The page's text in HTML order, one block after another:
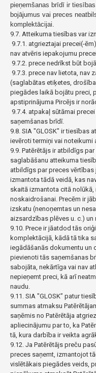
pieņemšanas brīdī ir
bojājumus vai preces
komplektācijai.
9.7. Atteikuma tiesības var
9.7.1. atgrieztajai precei(-
nav atvēris iepakojumu
9.7.2. prece nedrīkst būt
9.7.3. prece nav lietota, nav
(saglabātas etiķetes,
piegādes laikā bojātu preci,
apstiprinājuma Pircējs ir
9.7.4. atpakaļ sūtāmai
saņemšanas brīdī.
9.8. SIA "GLOSK" ir tiesības
ievēroti termiņi vai
9.9. Patērētājs ir atbildīgs
saglabāšanu atteikuma
atbildīgs par preces
izmantota tādā veidā, kas
skaitā izmantota citā
noskaidrošanai. Precēm ir
izskatu (nenoņemtas un
aizsardzības plēves u. c.) un
9.10. Prece ir jāatdod tās
komplektācijā, kādā tā tika
iegādāšanās dokumentu un
pievienoti tās saņemšanas
sabojāta, nekārtīga vai nav
nepieņemt preci, kā arī
naudu.
9.11. SIA "GLOSK” patur
summas atmaksu
saņēmis no Patērētāja
apliecinājumu par to, ka
tā, kura darbība ir veikta
9.12. Ja Patērētājs preču
preces saņemt, izmantojot
vislētākais piegādes veids,